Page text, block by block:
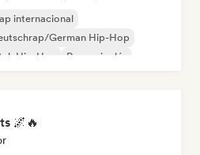
internacional
German Hip-Hop
Hip-Hop
Rap en inglés
🌌🔥